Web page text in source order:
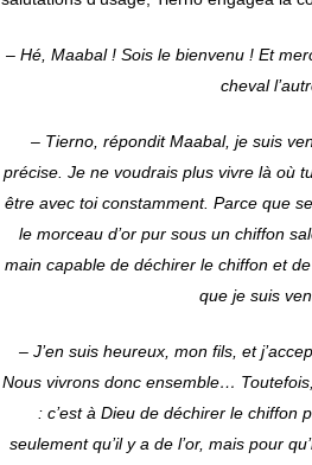
– Hé, Maabal ! Sois le bienvenu ! Et
cheval
– Tierno, répondit Maabal, je suis
précise. Je ne voudrais plus vivre là où
être avec toi constamment. Parce que
le morceau d’or pur sous un chiffon
main capable de déchirer le chiffon et
que je suis
– J’en suis heureux, mon fils, et
Nous vivrons donc ensemble…
: c’est à Dieu de déchirer le chiffon
seulement qu’il y a de l’or, mais pour